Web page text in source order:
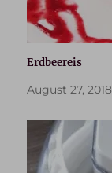
Erdbeereis
August 27, 2018